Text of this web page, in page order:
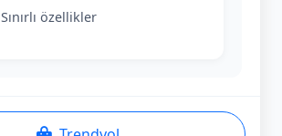
Sınırlı özellikler